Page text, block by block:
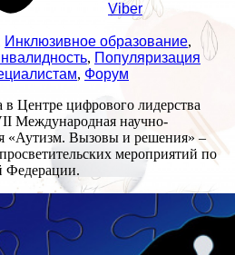
Viber
Инклюзивное образование,
, Популяризация
, Форум
в Центре цифрового лидерства
Международная научно-
«Аутизм. Вызовы и решения» –
мероприятий по
Федерации.